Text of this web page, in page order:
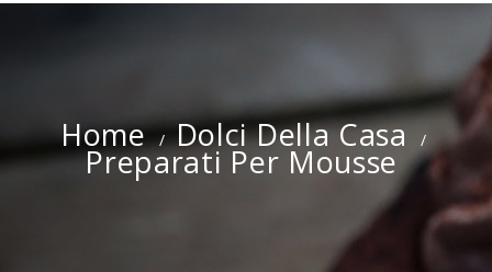
Home Dolci Della Casa
Preparati Per Mousse